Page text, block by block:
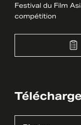
Festival du Film
compétition